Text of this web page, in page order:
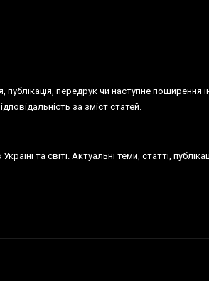
публiкацiя, передрук чи наступне
за зміст статей.
та світі. Актуальні теми, статті,